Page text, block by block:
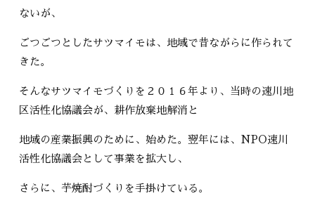
ないが、
ごつごつとしたサツマイモは、地域で昔ながらに作られて
きた。
そんなサツマイモづくりを２０１６年より、当時の速川地
区活性化協議会が、耕作放棄地解消と
地域の産業振興のために、始めた。翌年には、NPO速川
活性化協議会として事業を拡大し、
さらに、芋焼酎づくりを手掛けている。